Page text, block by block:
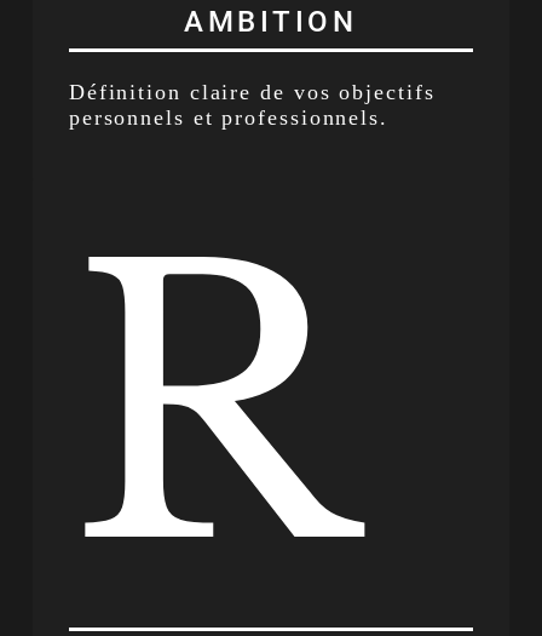
AMBITION
Définition claire de vos objectifs
personnels et professionnels.
R